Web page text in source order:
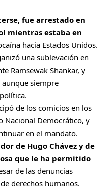
fue arrestado en
mientras estaba en
hacia Estados Unidos.
una sublevación en
Ramsewak Shankar, y
siempre
de los comicios en los
Nacional Democrático, y
en el mandato.
de Hugo Chávez y de
que le ha permitido
de las denuncias
derechos humanos.